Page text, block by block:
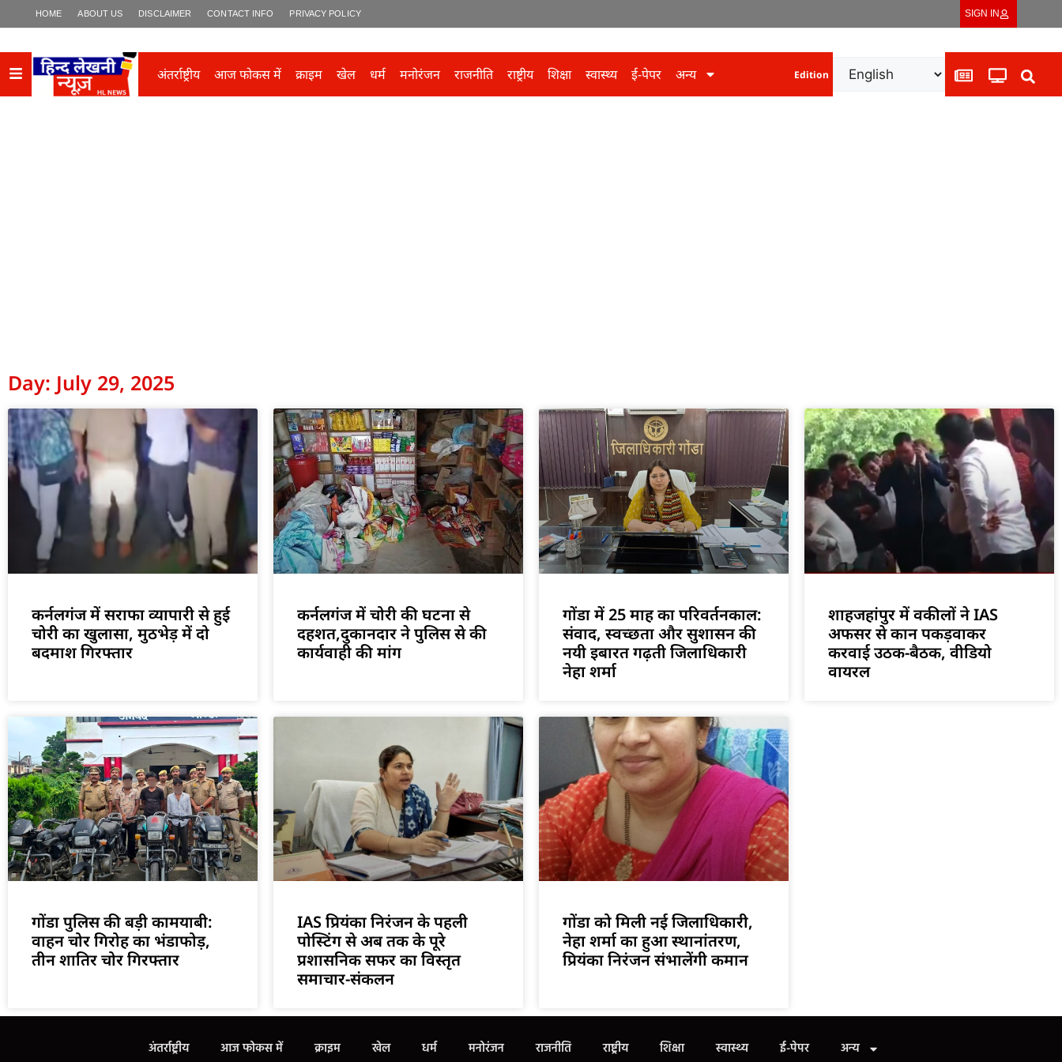
HOME ABOUT US DISCLAIMER CONTACT INFO PRIVACY POLICY SIGN IN
अंतर्राष्ट्रीय आज फोकस में क्राइम खेल धर्म मनोरंजन राजनीति राष्ट्रीय शिक्षा स्वास्थ्य ई-पेपर अन्य Edition
Day: July 29, 2025
कर्नलगंज में सराफा व्यापारी से हुई
चोरी का खुलासा, मुठभेड़ में दो
बदमाश गिरफ्तार
कर्नलगंज में चोरी की घटना से
दहशत,दुकानदार ने पुलिस से की
कार्यवाही की मांग
गोंडा में 25 माह का परिवर्तनकाल:
संवाद, स्वच्छता और सुशासन की
नयी इबारत गढ़ती जिलाधिकारी
नेहा शर्मा
शाहजहांपुर में वकीलों ने IAS
अफसर से कान पकड़वाकर
करवाई उठक-बैठक, वीडियो
वायरल
गोंडा पुलिस की बड़ी कामयाबी:
वाहन चोर गिरोह का भंडाफोड़,
तीन शातिर चोर गिरफ्तार
IAS प्रियंका निरंजन के पहली
पोस्टिंग से अब तक के पूरे
प्रशासनिक सफर का विस्तृत
समाचार-संकलन
गोंडा को मिली नई जिलाधिकारी,
नेहा शर्मा का हुआ स्थानांतरण,
प्रियंका निरंजन संभालेंगी कमान
अंतर्राष्ट्रीय आज फोकस में क्राइम खेल धर्म मनोरंजन राजनीति राष्ट्रीय शिक्षा स्वास्थ्य ई-पेपर अन्य